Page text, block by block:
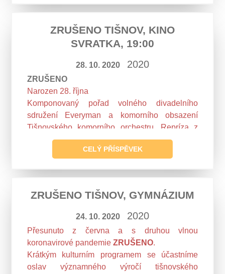
ZRUŠENO TIŠNOV, KINO
SVRATKA, 19:00
28. 10. 2020 2020
ZRUŠENO
Narozen 28. října
Komponovaný pořad volného divadelního
sdružení Everyman a komorního obsazení
Tišnovského komorního orchestru. Repríza z
roku 2019.
CELÝ PŘÍSPĚVEK
ZRUŠENO TIŠNOV, GYMNÁZIUM
24. 10. 2020 2020
Přesunuto z června a s druhou vlnou
koronavirové pandemie ZRUŠENO.
Krátkým kulturním programem se účastníme
oslav významného výročí tišnovského